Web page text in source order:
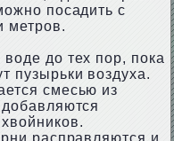
посадить с
метров.
до тех пор, пока
пузырьки воздуха.
смесью из
расправляются и